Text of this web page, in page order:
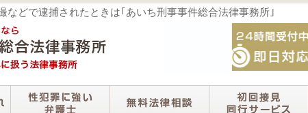
などで逮捕されたときは｢あいち刑事事件総合法律事務所｣